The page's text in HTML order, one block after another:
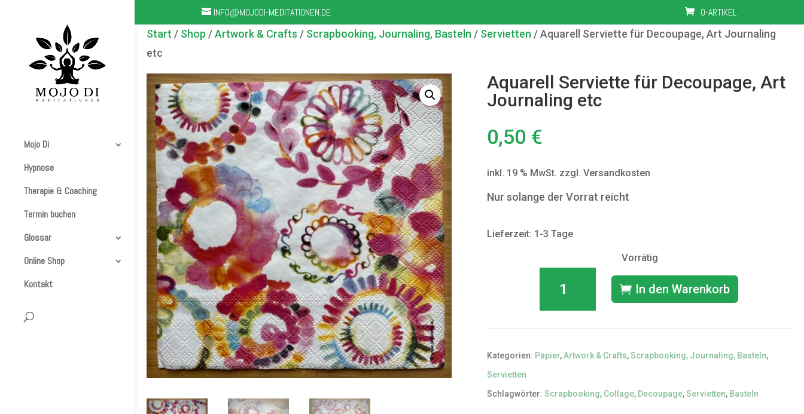
INFO@MOJODI-MEDITATIONEN.DE 0-ARTIKEL
Mojo Di
Hypnose
Therapie & Coaching
Termin buchen
Glossar
Online Shop
Kontakt
Start / Shop /Artwork & Crafts / Scrapbooking, Journaling, Basteln / Servietten / Aquarell Serviette für Decoupage, Art Journaling
etc
Aquarell Serviette für Decoupage, Art
Journaling etc
0,50 €
inkl. 19 % MwSt. zzgl. Versandkosten
Nur solange der Vorrat reicht
Lieferzeit: 1-3 Tage
Vorrätig
Serviette
für
Art
etc
In den Warenkorb
Kategorien: Papier,Artwork & Crafts,Scrapbooking, Journaling, Basteln,
Servietten
Schlagwörter:Scrapbooking, Collage, Decoupage,Servietten, Basteln